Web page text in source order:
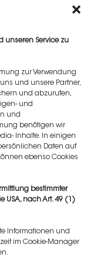
unseren Service zu
zur Verwendung
und unsere Partner,
und abzurufen,
und
und
benötigen wir
Inhalte. In einigen
Daten auf
ebenso Cookies
bestimmter
USA, nach Art. 49 (1)
Informationen und
im Cookie-Manager
von Dr.